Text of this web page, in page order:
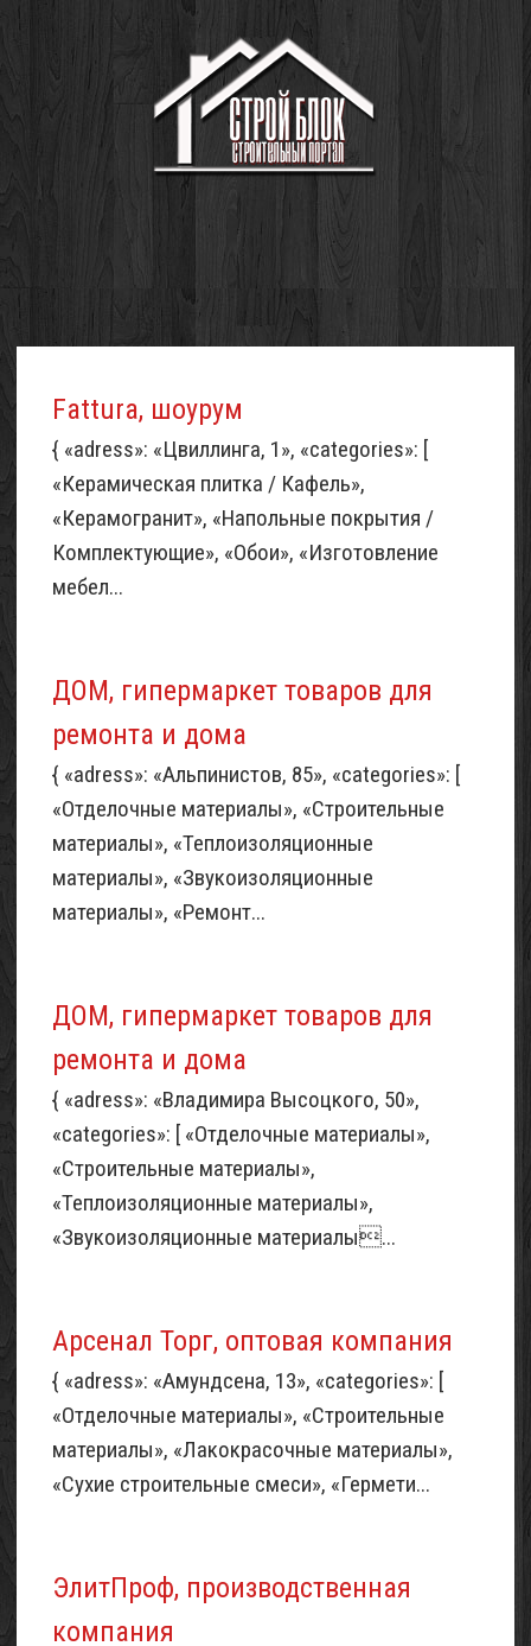
Fattura, шоурум
{ «adress»: «Цвиллинга, 1», «categories»: [
«Керамическая плитка / Кафель»,
«Керамогранит», «Напольные покрытия /
Комплектующие», «Обои», «Изготовление
мебел...
ДОМ, гипермаркет товаров для
ремонта и дома
{ «adress»: «Альпинистов, 85», «categories»: [
«Отделочные материалы», «Строительные
материалы», «Теплоизоляционные
материалы», «Звукоизоляционные
материалы», «Ремонт...
ДОМ, гипермаркет товаров для
ремонта и дома
{ «adress»: «Владимира Высоцкого, 50»,
«categories»: [ «Отделочные материалы»,
«Строительные материалы»,
«Теплоизоляционные материалы»,
«Звукоизоляционные материалы...
Арсенал Торг, оптовая компания
{ «adress»: «Амундсена, 13», «categories»: [
«Отделочные материалы», «Строительные
материалы», «Лакокрасочные материалы»,
«Сухие строительные смеси», «Гермети...
ЭлитПроф, производственная
компания